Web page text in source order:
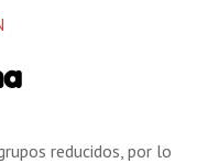
reducidos, por lo